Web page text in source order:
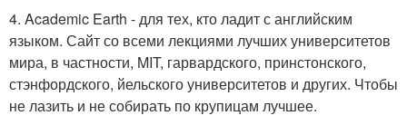
4. Academic Earth - для тех, кто ладит с английским
языком. Сайт со всеми лекциями лучших университетов
мира, в частности, MIT, гарвардского, принстонского,
стэнфордского, йельского университетов и других. Чтобы
не лазить и не собирать по крупицам лучшее.